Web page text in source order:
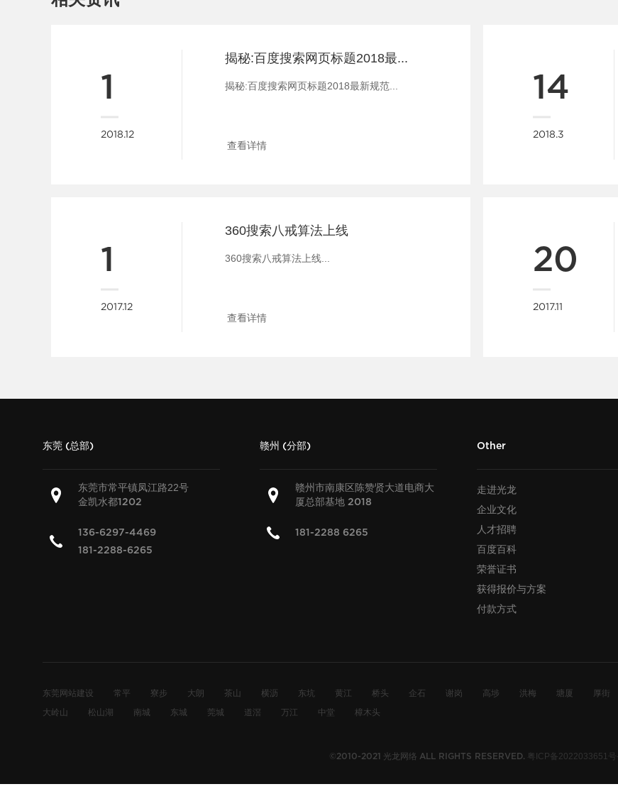
1
2018.12
揭秘:百度搜索网页标题2018最新规范...
查看详情
14
2018.3
1
2017.12
360搜索八戒算法上线
360搜索八戒算法上线...
查看详情
20
2017.11
东莞 (总部)
东莞市常平镇凤江路22号
金凯水都1202
136-6297-4469
181-2288-6265
赣州 (分部)
赣州市南康区陈赞贤大道电商大
厦总部基地 2018
181-2288 6265
Other
走进光龙
企业文化
人才招聘
百度百科
荣誉证书
获得报价与方案
付款方式
东莞网站建设 常平 寮步 大朗 茶山 横沥 东坑 黄江 桥头 企石 谢岗 高埗 洪梅 塘厦 厚街
大岭山 松山湖 南城 东城 莞城 道滘 万江 中堂 樟木头
©2010-2021 光龙网络 ALL RIGHTS RESERVED. 粤ICP备2022033651号